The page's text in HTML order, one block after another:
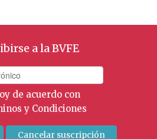
a la BVFE
de acuerdo con
y Condiciones